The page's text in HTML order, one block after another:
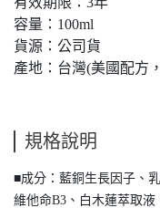
容量：100ml
貨源：公司貨
產地：台灣(美國配方
規格說明
■成分：藍銅生長因子、
維他命B3、白木蓮萃取液